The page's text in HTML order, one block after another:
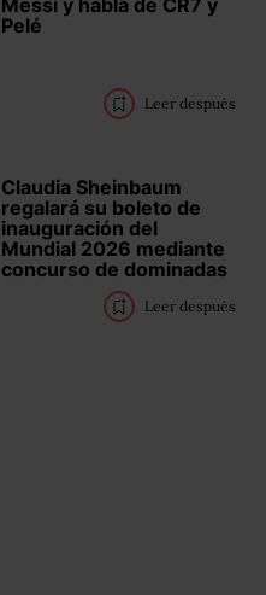
Pelé
Leer después
Claudia Sheinbaum
regalará su boleto de
inauguración del
Mundial 2026 mediante
concurso de dominadas
Leer después